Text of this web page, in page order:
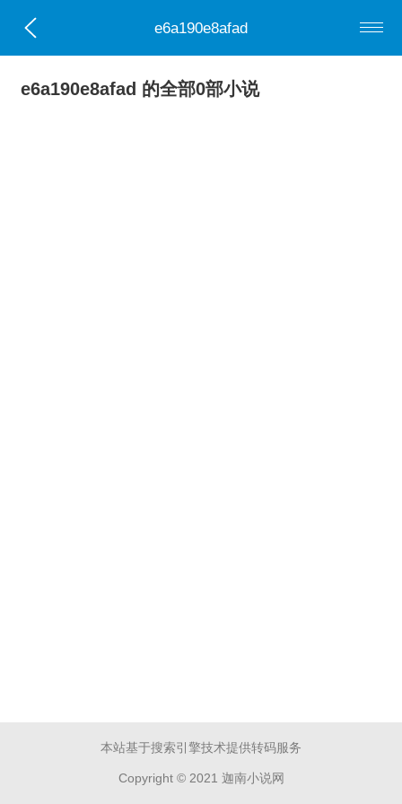
e6a190e8afad
e6a190e8afad 的全部0部小说
本站基于搜索引擎技术提供转码服务
Copyright © 2021 迦南小说网